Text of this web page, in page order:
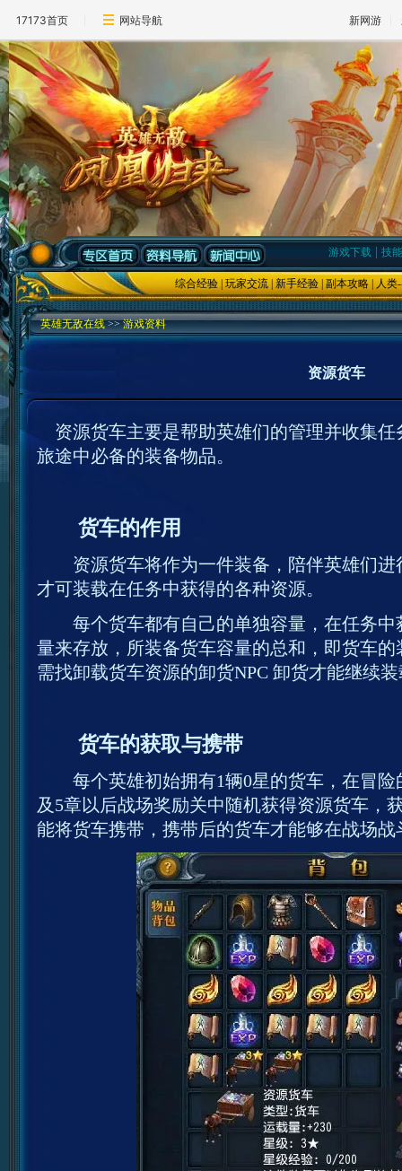
17173首页 网站导航 新网游
游戏下载 技
综合经验 |玩家交流 新手经验 副本攻略 人类
英雄无敌在线>>游戏资料
资源货车
资源货车主要是帮助英雄们的管理并收集任
旅途中必备的装备物品。
货车的作用
资源货车将作为一件装备，陪伴英雄们进
才可装载在任务中获得的各种资源。
每个货车都有自己的单独容量，在任务中
量来存放，所装备货车容量的总和，即货车
需找卸载货车资源的卸货NPC 卸货才能继续
货车的获取与携带
每个英雄初始拥有1辆0星的货车，在冒险
及5章以后战场奖励关中随机获得资源货车，
能将货车携带，携带后的货车才能够在战场